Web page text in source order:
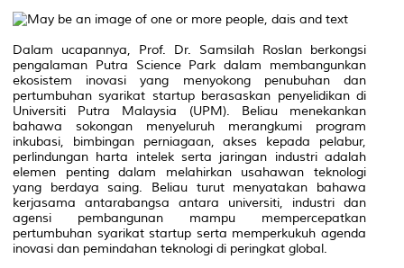
Dalam ucapannya, Prof. Dr. Samsilah Roslan berkongsi
pengalaman Putra Science Park dalam membangunkan
ekosistem inovasi yang menyokong penubuhan dan
pertumbuhan syarikat startup berasaskan penyelidikan di
Universiti Putra Malaysia (UPM). Beliau menekankan
bahawa sokongan menyeluruh merangkumi program
inkubasi, bimbingan perniagaan, akses kepada pelabur,
perlindungan harta intelek serta jaringan industri adalah
elemen penting dalam melahirkan usahawan teknologi
yang berdaya saing. Beliau turut menyatakan bahawa
kerjasama antarabangsa antara universiti, industri dan
agensi pembangunan mampu mempercepatkan
pertumbuhan syarikat startup serta memperkukuh agenda
inovasi dan pemindahan teknologi di peringkat global.